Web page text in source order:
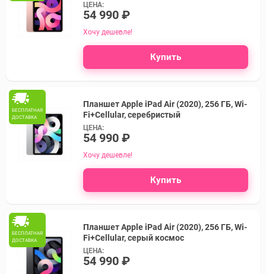
ЦЕНА:
54 990 ₽
Хочу дешевле!
Купить
БЕСПЛАТНАЯ
ДОСТАВКА
Планшет Apple iPad Air (2020), 256 ГБ, Wi-
Fi+Cellular, серебристый
ЦЕНА:
54 990 ₽
Хочу дешевле!
Купить
БЕСПЛАТНАЯ
ДОСТАВКА
Планшет Apple iPad Air (2020), 256 ГБ, Wi-
Fi+Cellular, серый космос
ЦЕНА:
54 990 ₽